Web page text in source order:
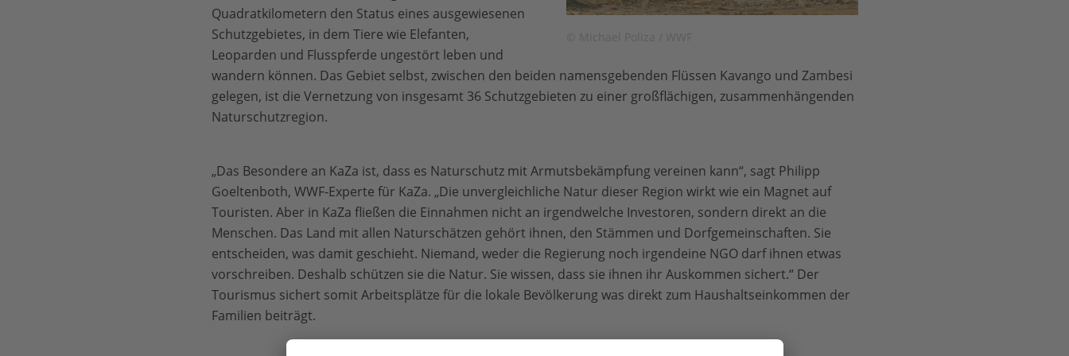
Quadratkilometern den Status eines ausgewiesenen
Schutzgebietes, in dem Tiere wie Elefanten,
Leoparden und Flusspferde ungestört leben und
wandern können. Das Gebiet selbst, zwischen den beiden namensgebenden Flüssen Kavango und Zambesi
gelegen, ist die Vernetzung von insgesamt 36 Schutzgebieten zu einer großflächigen, zusammenhängenden
Naturschutzregion.
„Das Besondere an KaZa ist, dass es Naturschutz mit Armutsbekämpfung vereinen kann“, sagt Philipp
Goeltenboth, WWF-Experte für KaZa. „Die unvergleichliche Natur dieser Region wirkt wie ein Magnet auf
Touristen. Aber in KaZa fließen die Einnahmen nicht an irgendwelche Investoren, sondern direkt an die
Menschen. Das Land mit allen Naturschätzen gehört ihnen, den Stämmen und Dorfgemeinschaften. Sie
entscheiden, was damit geschieht. Niemand, weder die Regierung noch irgendeine NGO darf ihnen etwas
vorschreiben. Deshalb schützen sie die Natur. Sie wissen, dass sie ihnen ihr Auskommen sichert.“ Der
Tourismus sichert somit Arbeitsplätze für die lokale Bevölkerung was direkt zum Haushaltseinkommen der
Familien beiträgt.